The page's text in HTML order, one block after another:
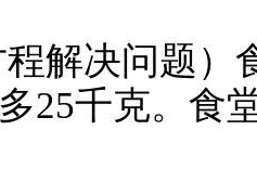
解决问题）
25千克。食